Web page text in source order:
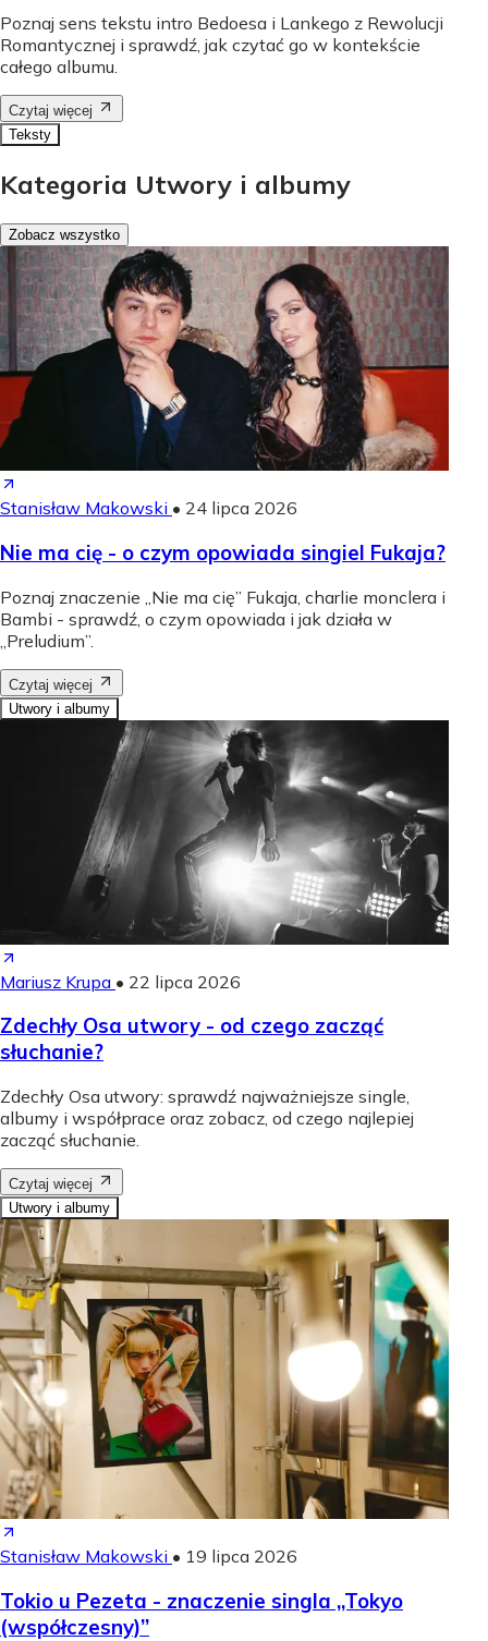
Poznaj sens tekstu intro Bedoesa i Lankego z Rewolucji
Romantycznej i sprawdź, jak czytać go w kontekście
całego albumu.
Czytaj więcej
Teksty
Kategoria Utwory i albumy
Zobacz wszystko
Stanisław Makowski • 24 lipca 2026
Nie ma cię - o czym opowiada singiel Fukaja?
Poznaj znaczenie „Nie ma cię” Fukaja, charlie monclera i
Bambi - sprawdź, o czym opowiada i jak działa w
„Preludium”.
Czytaj więcej
Utwory i albumy
Mariusz Krupa • 22 lipca 2026
Zdechły Osa utwory - od czego zacząć
słuchanie?
Zdechły Osa utwory: sprawdź najważniejsze single,
albumy i współprace oraz zobacz, od czego najlepiej
zacząć słuchanie.
Czytaj więcej
Utwory i albumy
Stanisław Makowski • 19 lipca 2026
Tokio u Pezeta - znaczenie singla „Tokyo
(współczesny)”